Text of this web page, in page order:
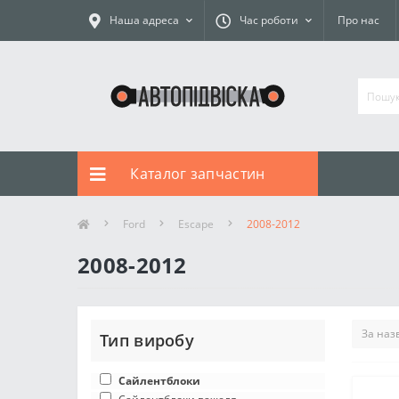
Наша адреса Час роботи Про нас
Каталог запчастин
Ford Escape 2008-2012
2008-2012
Тип виробу
Сайлентблоки